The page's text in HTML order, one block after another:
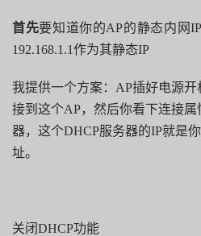
首先要知道你的AP的静态内网IP
192.168.1.1作为其静态IP
我提供一个方案：AP插好电源
接到这个AP，然后你看下连接
器，这个DHCP服务器的IP就是
址。
关闭DHCP功能